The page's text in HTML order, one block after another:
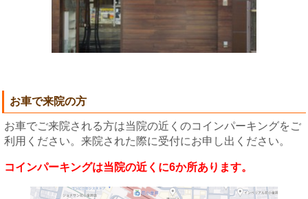
お車で来院の方
お車でご来院される方は当院の近くのコインパーキングをご
利用ください。来院された際に受付にお申し出ください。
コインパーキングは当院の近くに6か所あります。